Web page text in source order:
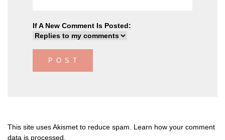
If A New Comment Is Posted:
This site uses Akismet to reduce spam. Learn how your comment
data is processed.